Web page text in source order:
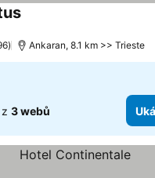
Ankaran, 8.1 km >> Trieste
3 webů